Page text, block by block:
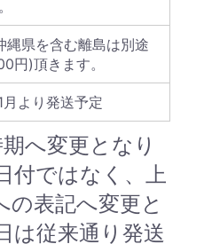
県を含む離島は別途
円)頂きます。
より発送予定
へ変更となり
付ではなく、上
の表記へ変更と
は従来通り発送